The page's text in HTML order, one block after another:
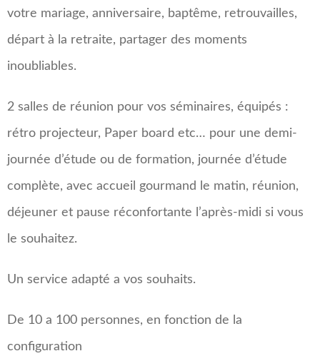
votre mariage, anniversaire, baptême, retrouvailles,
départ à la retraite, partager des moments
inoubliables.
2 salles de réunion pour vos séminaires, équipés :
rétro projecteur, Paper board etc… pour une demi-
journée d’étude ou de formation, journée d’étude
complète, avec accueil gourmand le matin, réunion,
déjeuner et pause réconfortante l’après-midi si vous
le souhaitez.
Un service adapté a vos souhaits.
De 10 a 100 personnes, en fonction de la
configuration